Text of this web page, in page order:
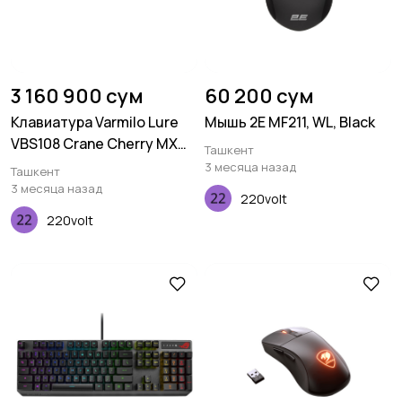
3 160 900 сум
Клавиатура Varmilo Lure
VBS108 Crane Cherry MX
Red, UA
Ташкент
3 месяца назад
220volt
60 200 сум
Мышь 2E MF211, WL, Black
Ташкент
3 месяца назад
220volt